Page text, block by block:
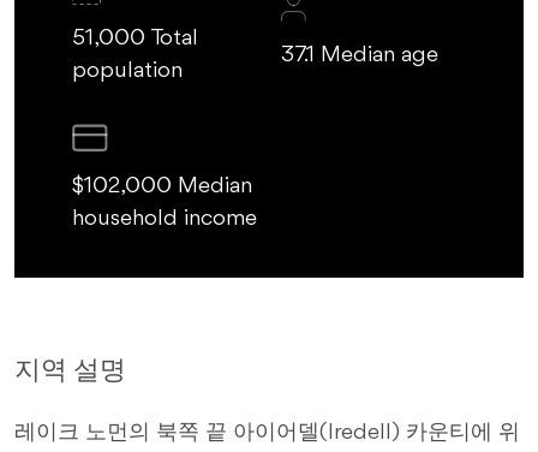
51,000 Total
population
37.1 Median age
$102,000 Median
household income
지역 설명
레이크 노먼의 북쪽 끝 아이어델(Iredell) 카운티에 위